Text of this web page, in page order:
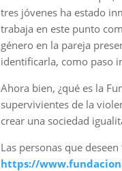
tres jóvenes ha estado
trabaja en este punto
género en la pareja
identificarla, como paso
Ahora bien, ¿qué es la
supervivientes de la
crear una sociedad
Las personas que
https://